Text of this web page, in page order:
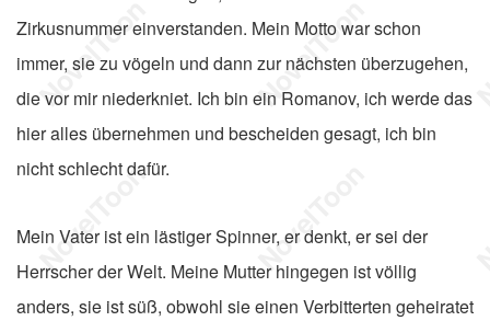
Zirkusnummer einverstanden. Mein Motto war schon
immer, sie zu vögeln und dann zur nächsten überzugehen,
die vor mir niederkniet. Ich bin ein Romanov, ich werde das
hier alles übernehmen und bescheiden gesagt, ich bin
nicht schlecht dafür.
Mein Vater ist ein lästiger Spinner, er denkt, er sei der
Herrscher der Welt. Meine Mutter hingegen ist völlig
anders, sie ist süß, obwohl sie einen Verbitterten geheiratet